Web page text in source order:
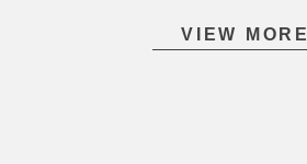
VIEW MORE